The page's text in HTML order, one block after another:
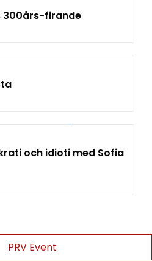
300års-firande
och idioti med Sofia
PRV Event